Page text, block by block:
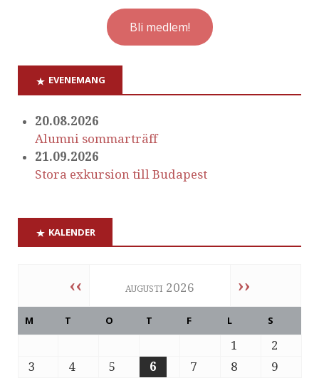
Bli medlem!
EVENEMANG
20.08.2026
Alumni sommarträff
21.09.2026
Stora exkursion till Budapest
KALENDER
‹‹ augusti 2026 ››
M T O T F L S
1
2
3
4 5 6 7 8
9